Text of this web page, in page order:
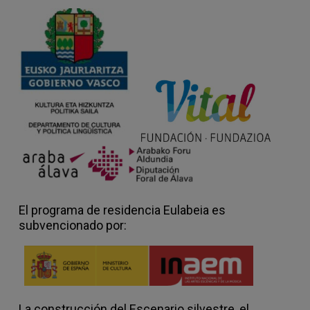
desde a los años 80 a colectivos de acción
social, autogestión y comunes urbanos.
Durante los 90 se dedica a la
comunicación cultural, la coordinación de
emisoras de radio locales y la producción
ejecutiva para festivales de teatro y danza
en la Comunidad Valenciana. También es
redactora de cultura en las revistas El
Temps y El Punt y autora de estudios
culturales para TGV y el Ayuntamiento de
Gandía. En la década siguiente es
profesora asociada del Master de Gestión
(2004-2009) y directora artística del
Festival Internacional VEO (2006-2011). A
partir de 2011 desarrolla el proyecto de
activismo gastronómicoLa cuina furtiva
proponiendo prácticas sobre las
dimensiones y narrativas de la comida. En
2017 abandona el mercado laboral e inicia
El programa de residencia Eulabeia es
subvencionado por: